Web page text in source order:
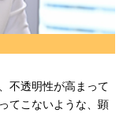
不透明性が高まって
てこないような、顕